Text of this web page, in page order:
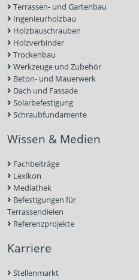
Terrassen- und Gartenbau
Ingenieurholzbau
Holzbauschrauben
Holzverbinder
Trockenbau
Werkzeuge und Zubehör
Beton- und Mauerwerk
Dach und Fassade
Solarbefestigung
Schraubfundamente
Wissen & Medien
Fachbeiträge
Lexikon
Mediathek
Befestigungen für
Terrassendielen
Referenzprojekte
Karriere
Stellenmarkt